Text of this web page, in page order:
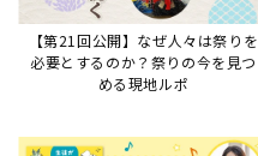
【第21回公開】なぜ人々は祭りを
必要とするのか？祭りの今を見つ
める現地ルポ